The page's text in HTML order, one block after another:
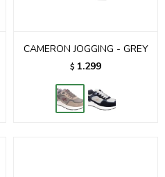
CAMERON JOGGING - GREY
$ 1.299